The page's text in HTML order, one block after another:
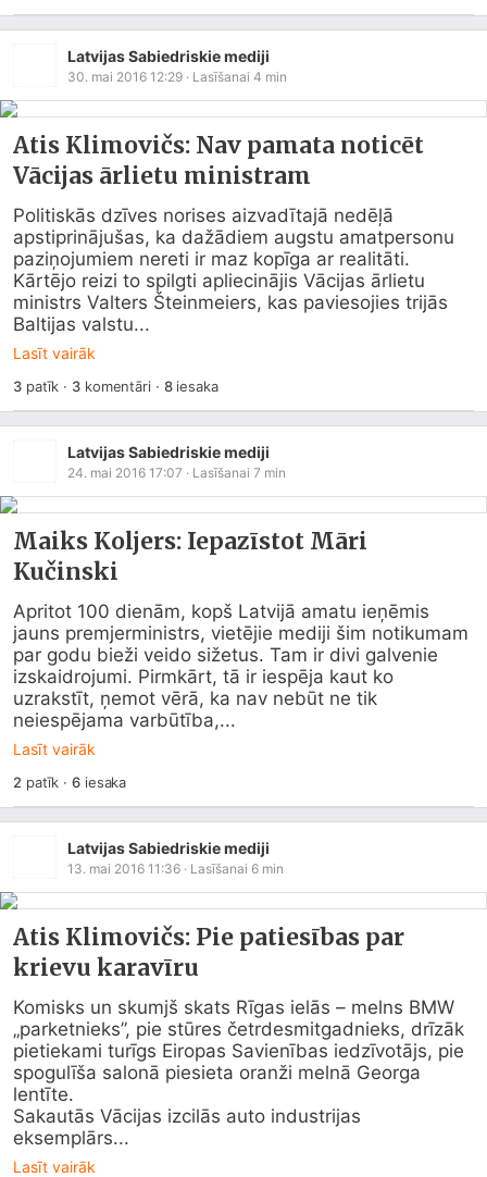
Latvijas Sabiedriskie mediji
30. mai 2016 12:29 · Lasīšanai 4 min
Atis Klimovičs: Nav pamata noticēt
Vācijas ārlietu ministram
Politiskās dzīves norises aizvadītajā nedēļā
apstiprinājušas, ka dažādiem augstu amatpersonu
paziņojumiem nereti ir maz kopīga ar realitāti.
Kārtējo reizi to spilgti apliecinājis Vācijas ārlietu
ministrs Valters Šteinmeiers, kas paviesojies trijās
Baltijas valstu...
Lasīt vairāk
3patīk · 3komentāri · 8iesaka
Latvijas Sabiedriskie mediji
24. mai 2016 17:07 · Lasīšanai 7 min
Maiks Koljers: Iepazīstot Māri
Kučinski
Apritot 100 dienām, kopš Latvijā amatu ieņēmis
jauns premjerministrs, vietējie mediji šim notikumam
par godu bieži veido sižetus. Tam ir divi galvenie
izskaidrojumi. Pirmkārt, tā ir iespēja kaut ko
uzrakstīt, ņemot vērā, ka nav nebūt ne tik
neiespējama varbūtība,...
Lasīt vairāk
2 patīk ·6iesaka
Latvijas Sabiedriskie mediji
13. mai 2016 11:36 · Lasīšanai 6 min
Atis Klimovičs: Pie patiesības par
krievu karavīru
Komisks un skumjš skats Rīgas ielās – melns BMW
„parketnieks”, pie stūres četrdesmitgadnieks, drīzāk
pietiekami turīgs Eiropas Savienības iedzīvotājs, pie
spogulīša salonā piesieta oranži melnā Georga
lentīte.
Sakautās Vācijas izcilās auto industrijas
eksemplārs...
Lasīt vairāk